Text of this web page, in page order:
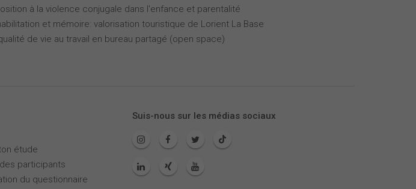
à la violence conjugale dans l'enfance et parentalité
et mémoire: valorisation touristique de Lorient La Base
de vie au travail en bureau partagé (open space)
étude
participants
du questionnaire
Suis-nous sur les médias sociaux